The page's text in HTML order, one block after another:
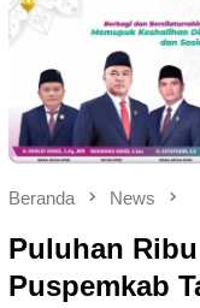
Beranda News
Puluhan
Puspemkab